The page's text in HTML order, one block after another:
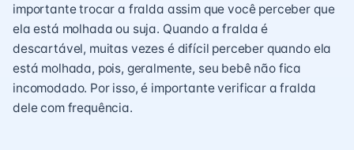
importante trocar a fralda assim que você perceber que
ela está molhada ou suja. Quando a fralda é
descartável, muitas vezes é difícil perceber quando ela
está molhada, pois, geralmente, seu bebê não fica
incomodado. Por isso, é importante verificar a fralda
dele com frequência.